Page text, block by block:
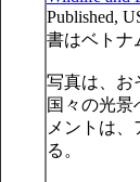
Published,
書はベトナ
写真は、お
国々の光
メントは
る。